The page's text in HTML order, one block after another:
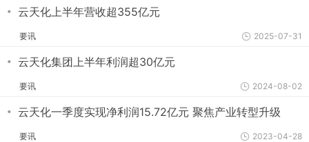
・ 云天化上半年营收超355亿元
要讯 2025-07-31
・ 云天化集团上半年利润超30亿元
要讯 2024-08-02
・ 云天化一季度实现净利润15.72亿元 聚焦产业转型升级
要讯 2023-04-28